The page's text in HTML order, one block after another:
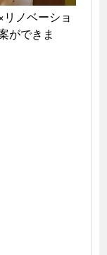
ノベーショ
ができま